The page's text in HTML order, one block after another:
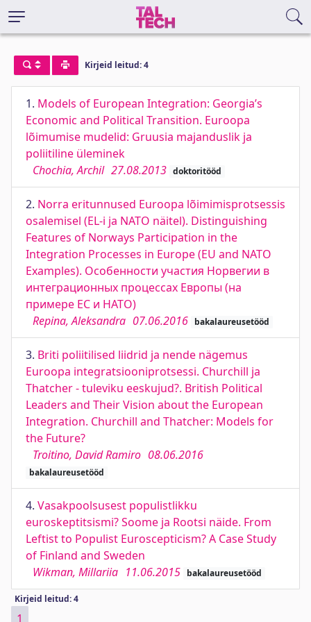
Kirjeid leitud: 4
1. Models of European Integration: Georgia’s
Economic and Political Transition. Euroopa
lõimumise mudelid: Gruusia majanduslik ja
poliitiline üleminek
Chochia, Archil 27.08.2013 doktoritööd
2. Norra eritunnused Euroopa lõimimisprotsessis
osalemisel (EL-i ja NATO näitel). Distinguishing
Features of Norways Participation in the
Integration Processes in Europe (EU and NATO
Examples). Особенности участия Норвегии в
интеграционных процессах Европы (на
примере ЕС и НАТО)
Repina, Aleksandra 07.06.2016 bakalaureusetööd
3. Briti poliitilised liidrid ja nende nägemus
Euroopa integratsiooniprotsessi. Churchill ja
Thatcher - tuleviku eeskujud?. British Political
Leaders and Their Vision about the European
Integration. Churchill and Thatcher: Models for
the Future?
Troitino, David Ramiro 08.06.2016
bakalaureusetööd
4. Vasakpoolsusest populistlikku
euroskeptitsismi? Soome ja Rootsi näide. From
Leftist to Populist Euroscepticism? A Case Study
of Finland and Sweden
Wikman, Millariia 11.06.2015 bakalaureusetööd
Kirjeid leitud: 4
1